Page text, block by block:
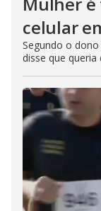
celular
Segundo o
disse que